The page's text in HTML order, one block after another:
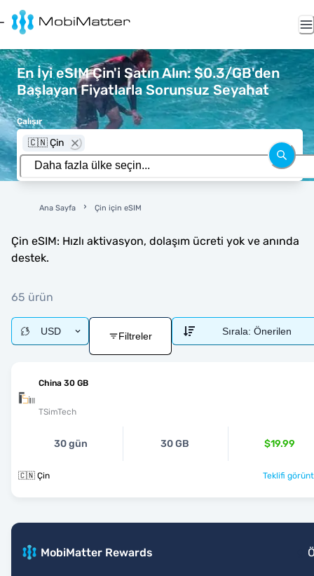
En İyi eSIM Çin'i Satın Alın: $0.3/GB'den
Başlayan Fiyatlarla Sorunsuz Seyahat
Çalışır
🇨🇳 Çin
Ana Sayfa Çin için eSIM
Çin eSIM: Hızlı aktivasyon, dolaşım ücreti yok ve anında
destek.
65 ürün
USD Filtreler Sırala: Önerilen
China 30 GB
TSimTech
30 gün 30 GB $19.99
🇨🇳 Çin Teklifi
MobiMatter Rewards